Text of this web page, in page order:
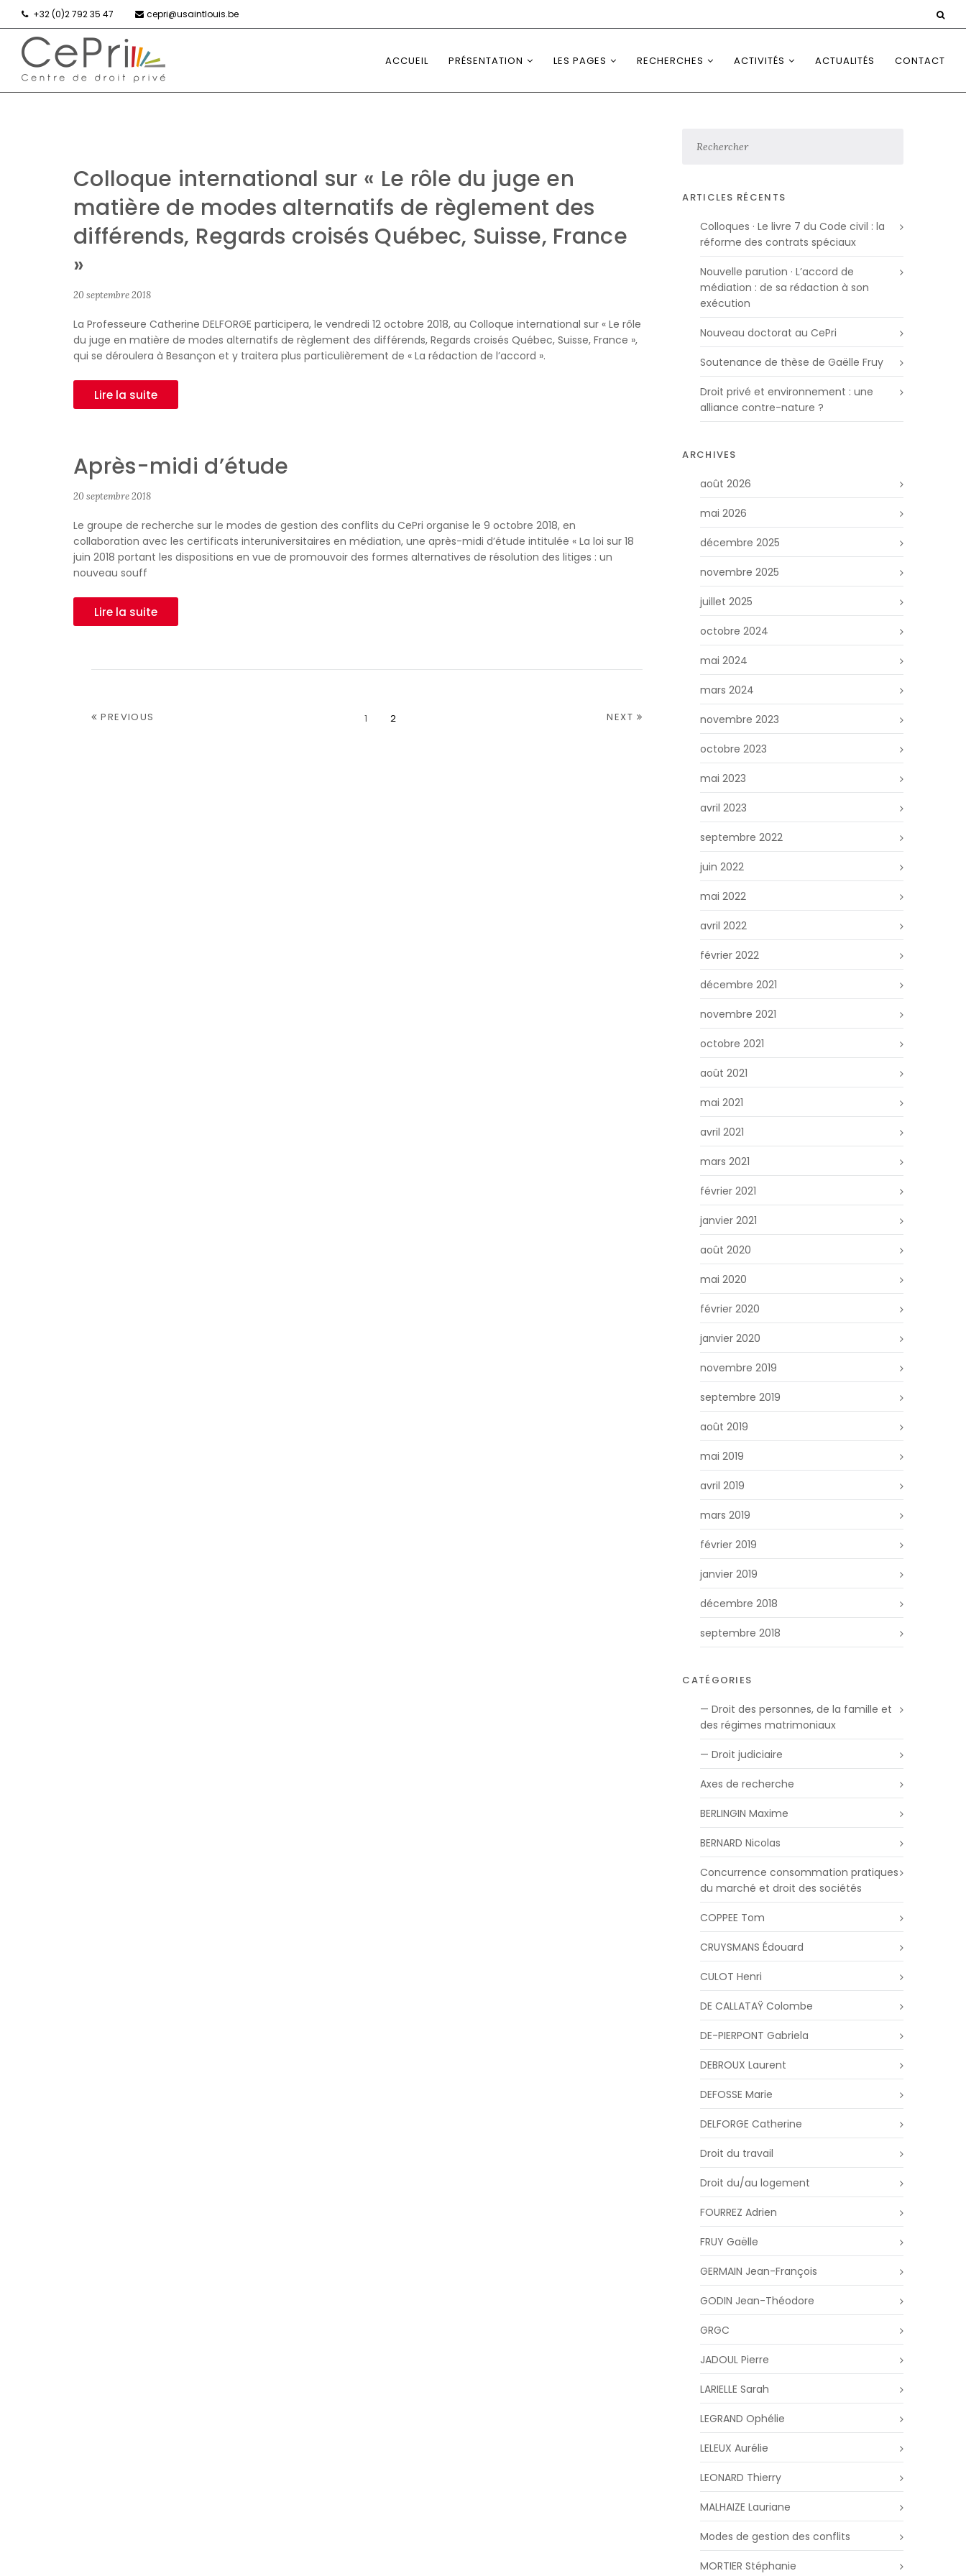
+32 (0)2 792 35 47 cepri@usaintlouis.be
ACCUEIL PRÉSENTATION LES PAGES RECHERCHES ACTIVITÉS ACTUALITÉS CONTACT
Colloque international sur « Le rôle du juge en
matière de modes alternatifs de règlement des
différends, Regards croisés Québec, Suisse, France
»
20 septembre 2018
La Professeure Catherine DELFORGE participera, le vendredi 12 octobre 2018, au Colloque international sur « Le rôle
du juge en matière de modes alternatifs de règlement des différends, Regards croisés Québec, Suisse, France »,
qui se déroulera à Besançon et y traitera plus particulièrement de « La rédaction de l’accord ».
Lire la suite
Après-midi d’étude
20 septembre 2018
Le groupe de recherche sur le modes de gestion des conflits du CePri organise le 9 octobre 2018, en
collaboration avec les certificats interuniversitaires en médiation, une après-midi d’étude intitulée « La loi sur 18
juin 2018 portant les dispositions en vue de promouvoir des formes alternatives de résolution des litiges : un
nouveau souff
Lire la suite
PREVIOUS 1 2 NEXT
ARTICLES RÉCENTS
Colloques · Le livre 7 du Code civil : la
réforme des contrats spéciaux
Nouvelle parution · L’accord de
médiation : de sa rédaction à son
exécution
Nouveau doctorat au CePri
Soutenance de thèse de Gaëlle Fruy
Droit privé et environnement : une
alliance contre-nature ?
ARCHIVES
août 2026
mai 2026
décembre 2025
novembre 2025
juillet 2025
octobre 2024
mai 2024
mars 2024
novembre 2023
octobre 2023
mai 2023
avril 2023
septembre 2022
juin 2022
mai 2022
avril 2022
février 2022
décembre 2021
novembre 2021
octobre 2021
août 2021
mai 2021
avril 2021
mars 2021
février 2021
janvier 2021
août 2020
mai 2020
février 2020
janvier 2020
novembre 2019
septembre 2019
août 2019
mai 2019
avril 2019
mars 2019
février 2019
janvier 2019
décembre 2018
septembre 2018
CATÉGORIES
— Droit des personnes, de la famille et
des régimes matrimoniaux
— Droit judiciaire
Axes de recherche
BERLINGIN Maxime
BERNARD Nicolas
Concurrence consommation pratiques
du marché et droit des sociétés
COPPEE Tom
CRUYSMANS Édouard
CULOT Henri
DE CALLATAŸ Colombe
DE-PIERPONT Gabriela
DEBROUX Laurent
DEFOSSE Marie
DELFORGE Catherine
Droit du travail
Droit du/au logement
FOURREZ Adrien
FRUY Gaëlle
GERMAIN Jean-François
GODIN Jean-Théodore
GRGC
JADOUL Pierre
LARIELLE Sarah
LEGRAND Ophélie
LELEUX Aurélie
LEONARD Thierry
MALHAIZE Lauriane
Modes de gestion des conflits
MORTIER Stéphanie